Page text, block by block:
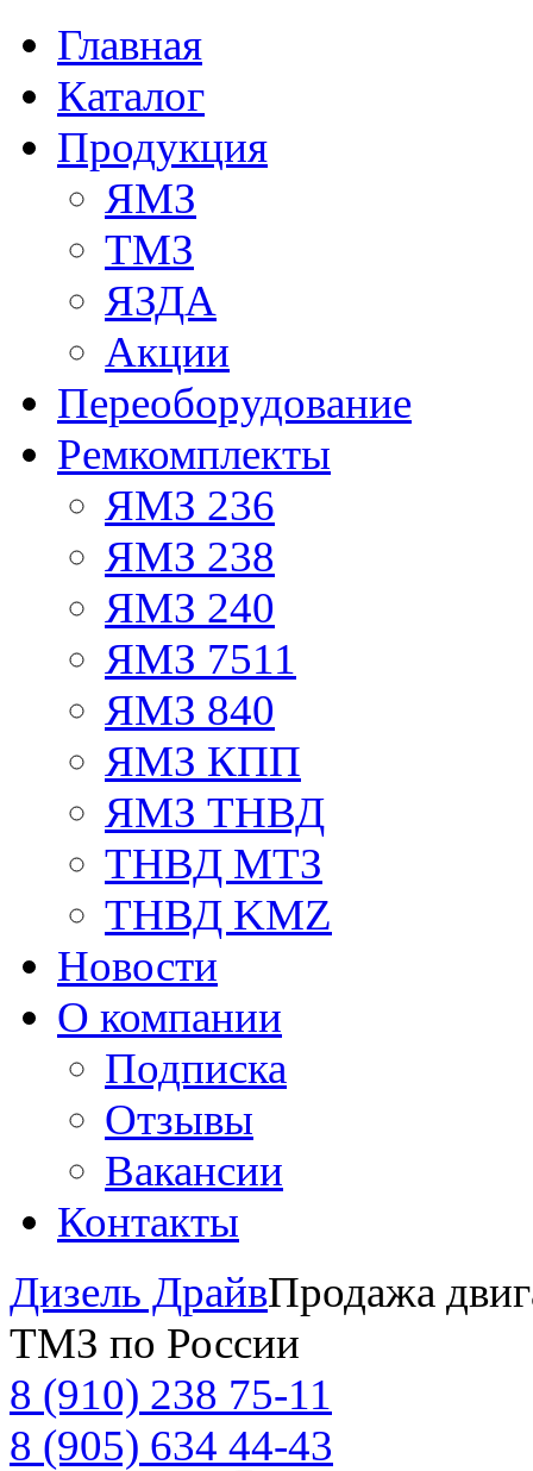
Главная
Каталог
Продукция
ЯМЗ
ТМЗ
ЯЗДА
Акции
Переоборудование
Ремкомплекты
ЯМЗ 236
ЯМЗ 238
ЯМЗ 240
ЯМЗ 7511
ЯМЗ 840
ЯМЗ КПП
ЯМЗ ТНВД
ТНВД МТЗ
ТНВД KMZ
Новости
О компании
Подписка
Отзывы
Вакансии
Контакты
Дизель ДрайвПродажа
ТМЗ по России
8 (910) 238 75-11
8 (905) 634 44-43